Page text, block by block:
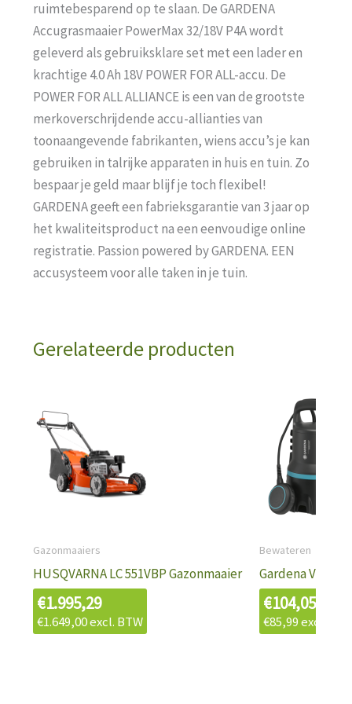
ruimtebesparend op te slaan. De GARDENA
Accugrasmaaier PowerMax 32/18V P4A wordt
geleverd als gebruiksklare set met een lader en
krachtige 4.0 Ah 18V POWER FOR ALL-accu. De
POWER FOR ALL ALLIANCE is een van de grootste
merkoverschrijdende accu-allianties van
toonaangevende fabrikanten, wiens accu’s je kan
gebruiken in talrijke apparaten in huis en tuin. Zo
bespaar je geld maar blijf je toch flexibel!
GARDENA geeft een fabrieksgarantie van 3 jaar op
het kwaliteitsproduct na een eenvoudige online
registratie. Passion powered by GARDENA. EEN
accusysteem voor alle taken in je tuin.
Gerelateerde producten
Gazonmaaiers
HUSQVARNA LC 551VBP Gazonmaaier
€1.995,29
€1.649,00excl. BTW
Bewateren
Gardena
€104,05
€85,99excl.